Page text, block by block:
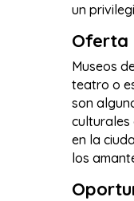
un
Oferta
Museos
teatro o
son
culturales
en la
los